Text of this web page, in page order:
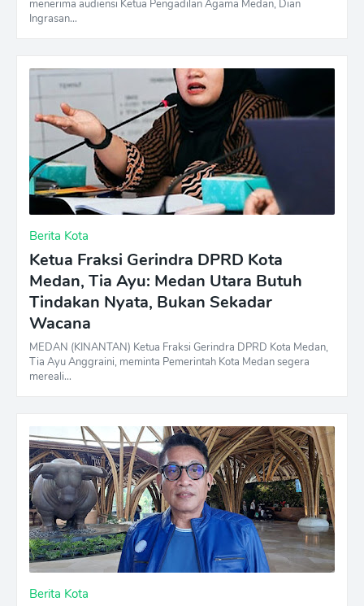
menerima audiensi Ketua Pengadilan Agama Medan, Dian
Ingrasan…
Berita Kota
Ketua Fraksi Gerindra DPRD Kota
Medan, Tia Ayu: Medan Utara Butuh
Tindakan Nyata, Bukan Sekadar
Wacana
MEDAN (KINANTAN) Ketua Fraksi Gerindra DPRD Kota Medan,
Tia Ayu Anggraini, meminta Pemerintah Kota Medan segera
mereali…
Berita Kota